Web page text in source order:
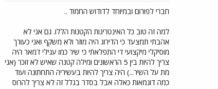
חברי לפורום ובמיוחד לדודוש החמוד ..
למה זה טוב כל האינטריגות הקטנות הללו. גם אני לא
אהבתי תמצעד כי הדירוג היה מוזר ולא משקף ואני כעורך
מוסיקלי מיקצועי די התפלאתי כי שיר כמו עגילי דמאר היה
צריך להיות בין 5 הראשונים ומילה קטנה שאיש לא זוכר (אני
מת על השיר...) היה צריך להיות בעשיריה התחתונה ועוד
כמה דוגמאות כאלה אבל בסדר בגלל זה לא צריך להרוס